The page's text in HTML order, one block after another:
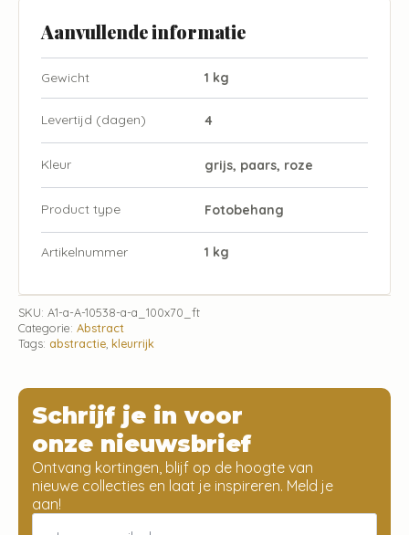
Aanvullende informatie
Gewicht 1 kg
Levertijd (dagen) 4
Kleur grijs, paars, roze
Product type Fotobehang
Artikelnummer 1 kg
SKU: A1-a-A-10538-a-a_100x70_ft
Categorie: Abstract
Tags: abstractie kleurrijk
Schrijf je in voor
onze nieuwsbrief
Ontvang kortingen, blijf op de hoogte van
nieuwe collecties en laat je inspireren. Meld je
aan!
Email